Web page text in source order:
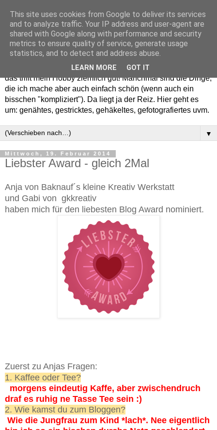
Willkommen in meinem "Wohnzimmer". Einfach und schön -
das trifft mein Hobby ziemlich gut! Manchmal sind die Dinge,
die ich mache aber auch einfach schön (wenn auch ein
bisschen "kompliziert"). Da liegt ja der Reiz. Hier geht es
um: genähtes, gestricktes, gehäkeltes, gefotografiertes uvm.
▼
Mittwoch, 19. Februar 2014
Liebster Award - gleich 2Mal
Anja von Baknauf´s kleine Kreativ Werkstatt
und Gabi von gkkreativ
haben mich für den liebesten Blog Award nominiert.
Zuerst zu Anjas Fragen:
1. Kaffee oder Tee?
morgens eindeutig Kaffe, aber zwischendruch
draf es ruhig ne Tasse Tee sein :)
2. Wie kamst du zum Bloggen?
Wie die Jungfrau zum Kind *lach*. Nee eigentlich
This site uses cookies from Google to deliver its services
and to analyze traffic. Your IP address and user-agent are
shared with Google along with performance and security
metrics to ensure quality of service, generate usage
statistics, and to detect and address abuse.
LEARN MORE GOT IT